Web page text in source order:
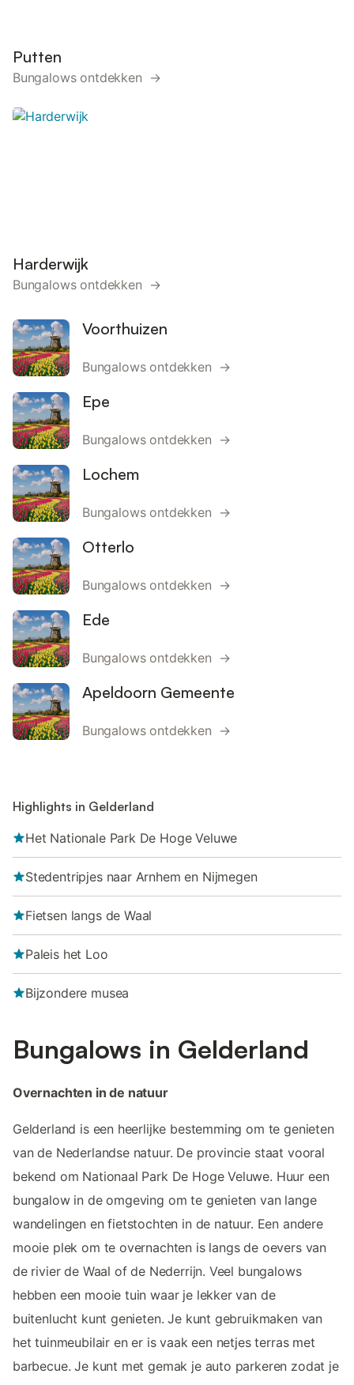
Putten
Bungalows ontdekken →
Harderwijk
Bungalows ontdekken →
Voorthuizen
Bungalows ontdekken →
Epe
Bungalows ontdekken →
Lochem
Bungalows ontdekken →
Otterlo
Bungalows ontdekken →
Ede
Bungalows ontdekken →
Apeldoorn Gemeente
Bungalows ontdekken →
Highlights in Gelderland
Het Nationale Park De Hoge Veluwe
Stedentripjes naar Arnhem en Nijmegen
Fietsen langs de Waal
Paleis het Loo
Bijzondere musea
Bungalows in Gelderland
Overnachten in de natuur
Gelderland is een heerlijke bestemming om te genieten
van de Nederlandse natuur. De provincie staat vooral
bekend om Nationaal Park De Hoge Veluwe. Huur een
bungalow in de omgeving om te genieten van lange
wandelingen en fietstochten in de natuur. Een andere
mooie plek om te overnachten is langs de oevers van
de rivier de Waal of de Nederrijn. Veel bungalows
hebben een mooie tuin waar je lekker van de
buitenlucht kunt genieten. Je kunt gebruikmaken van
het tuinmeubilair en er is vaak een netjes terras met
barbecue. Je kunt met gemak je auto parkeren zodat je